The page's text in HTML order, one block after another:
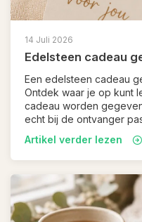
14 Juli 2026
Edelsteen cadeau
Een edelsteen cadeau
Ontdek waar je op kunt
cadeau worden
echt bij de ontvanger
Artikel verder lezen